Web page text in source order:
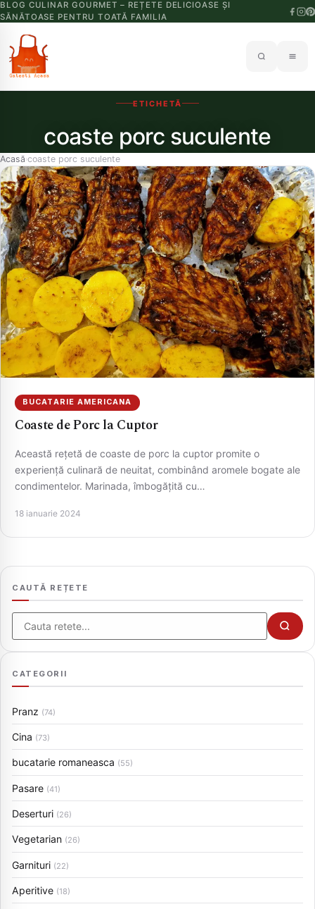
BLOG CULINAR GOURMET – REȚETE DELICIOASE ȘI
SĂNĂTOASE PENTRU TOATĂ FAMILIA
ETICHETĂ
coaste porc suculente
Acasă›coaste porc suculente
BUCATARIE AMERICANA
Coaste de Porc la Cuptor
Această rețetă de coaste de porc la cuptor promite o
experiență culinară de neuitat, combinând aromele bogate ale
condimentelor. Marinada, îmbogățită cu…
18 ianuarie 2024
CAUTĂ REȚETE
Cauta
CATEGORII
Pranz (74)
Cina (73)
bucatarie romaneasca (55)
Pasare (41)
Deserturi (26)
Vegetarian (26)
Garnituri (22)
Aperitive (18)